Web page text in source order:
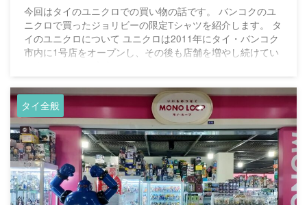
今回はタイのユニクロでの買い物の話です。 バンコクのユ
ニクロで買ったジョリビーの限定Tシャツを紹介します。 タ
イのユニクロについて ユニクロは2011年にタイ・バンコク
市内に1号店をオープンし、その後も店舗を増やし続けてい
しています。 タイ全土を含めると20店舗以上出店していま
す。 売っている商品は？ 販売されている商品については、
基本的には日本で売っているものと変わりません。値段は日
本で買うより多 ...
タイ全般